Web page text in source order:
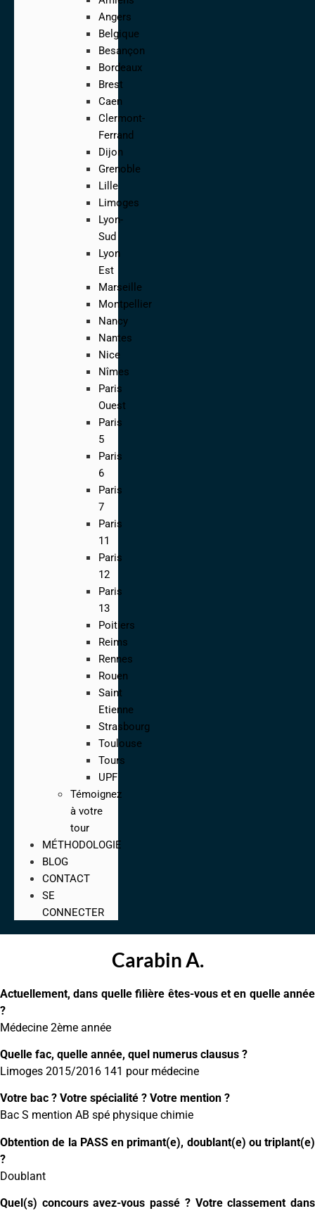
Angers
Belgique
Besançon
Bordeaux
Brest
Caen
Clermont-
Ferrand
Dijon
Grenoble
Lille
Limoges
Lyon-
Sud
Lyon
Est
Marseille
Montpellier
Nancy
Nantes
Nice
Nîmes
Paris
Ouest
Paris
5
Paris
6
Paris
7
Paris
11
Paris
12
Paris
13
Poitiers
Reims
Rennes
Rouen
Saint
Etienne
Strasbourg
Toulouse
Tours
UPF
Témoignez
à votre
tour
MÉTHODOLOGIE
BLOG
CONTACT
SE
CONNECTER
Carabin A.
Actuellement, dans quelle filière êtes-vous et en quelle année
?
Médecine 2ème année
Quelle fac, quelle année, quel numerus clausus ?
Limoges 2015/2016 141 pour médecine
Votre bac ? Votre spécialité ? Votre mention ?
Bac S mention AB spé physique chimie
Obtention de la PASS en primant(e), doublant(e) ou triplant(e)
?
Doublant
Quel(s) concours avez-vous passé ? Votre classement dans